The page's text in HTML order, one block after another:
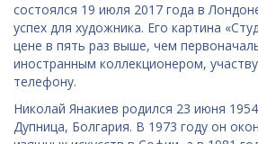
состоялся 19 июля 2017 года в
успех для художника. Его картина
цене в пять раз выше, чем
иностранным коллекционером,
телефону.
Николай Янакиев родился 23 июня
Дупница, Болгария. В 1973 году он